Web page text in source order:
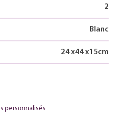
2
Blanc
24x44x15cm
personnalisés